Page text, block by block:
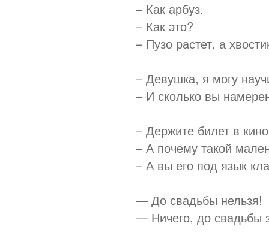
– Как арбуз.
– Как это?
– Пузо растет, а
– Девушка, я могу
– И сколько вы
– Держите билет в
– А почему такой
– А вы его под язык
— До свадьбы нельзя!
— Ничего, до свадьбы